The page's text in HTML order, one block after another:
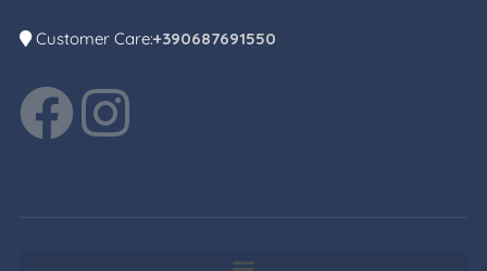
Customer Care:+390687691550